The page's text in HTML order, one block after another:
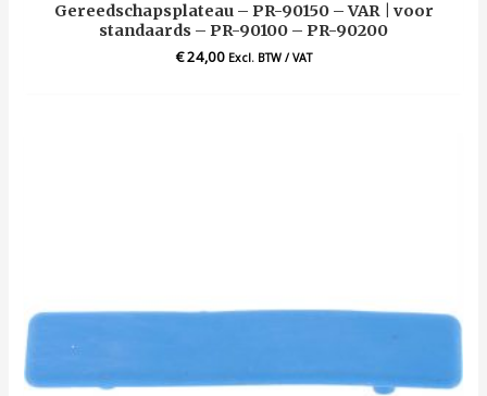
Gereedschapsplateau – PR-90150 – VAR | voor
standaards – PR-90100 – PR-90200
€24,00 Excl. BTW / VAT